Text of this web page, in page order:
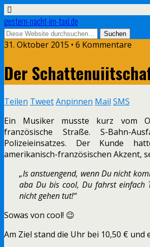
gestern-nacht-im-taxi.de
31. Oktober 2015 • 6 Kommentare
Der
Teilen TweetAnpinnen Mail SMS
Ein Musiker musste kurz vom
französische Straße. S-Bahn-
Polizeieinsatzes. Der Kunde
amerikanisch-französischen Akzent,
„Is anstuengend, wenn Du nicht
aba Du bis cool, Du fahrst einfach
nicht gehen tut!“
Sowas von cool! 😉
Am Ziel stand die Uhr bei 10,50 € und